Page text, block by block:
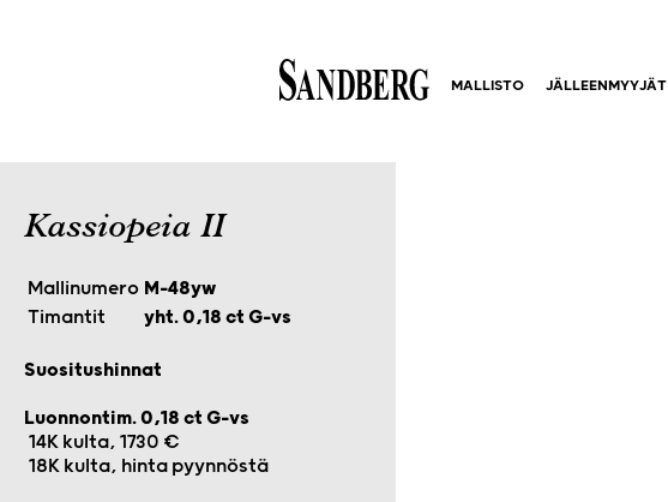
Kassiopeia II
Mallinumero M-48yw
Timantit
yht. 0,18 ct G-vs
Suositushinnat
Luonnontim. 0,18 ct G-vs
14K kulta, 1730 €
18K kulta, hinta pyynnöstä
MALLISTO JÄLLEENMYYJÄT